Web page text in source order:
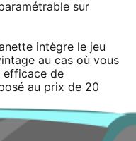
sur
intègre le jeu
au cas où vous
efficace de
au prix de 20